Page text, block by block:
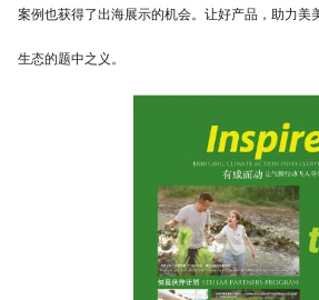
案例也获得了出海展示的机会。让好产品，助力美
生态的题中之义。